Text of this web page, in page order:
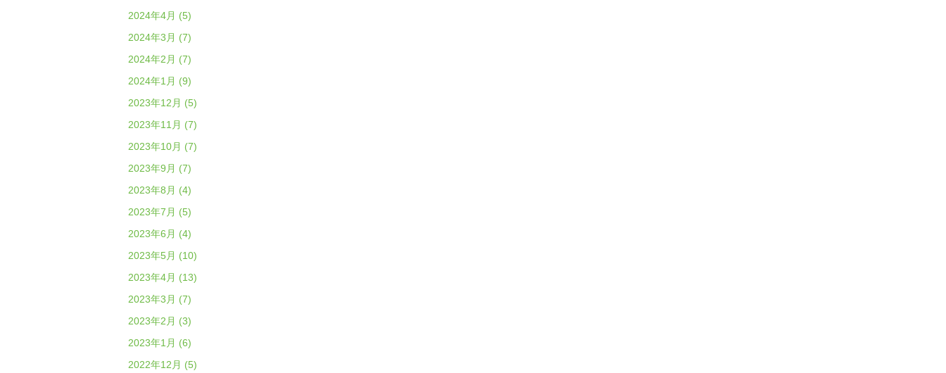
2024年4月 (5)
2024年3月 (7)
2024年2月 (7)
2024年1月 (9)
2023年12月 (5)
2023年11月 (7)
2023年10月 (7)
2023年9月 (7)
2023年8月 (4)
2023年7月 (5)
2023年6月 (4)
2023年5月 (10)
2023年4月 (13)
2023年3月 (7)
2023年2月 (3)
2023年1月 (6)
2022年12月 (5)